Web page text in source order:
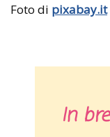
Foto di pixabay.it
In